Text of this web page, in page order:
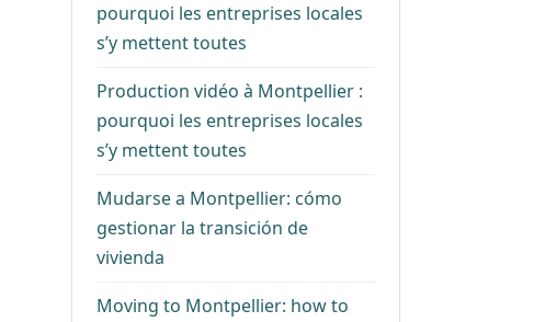
pourquoi les entreprises locales
s’y mettent toutes
Production vidéo à Montpellier :
pourquoi les entreprises locales
s’y mettent toutes
Mudarse a Montpellier: cómo
gestionar la transición de
vivienda
Moving to Montpellier: how to